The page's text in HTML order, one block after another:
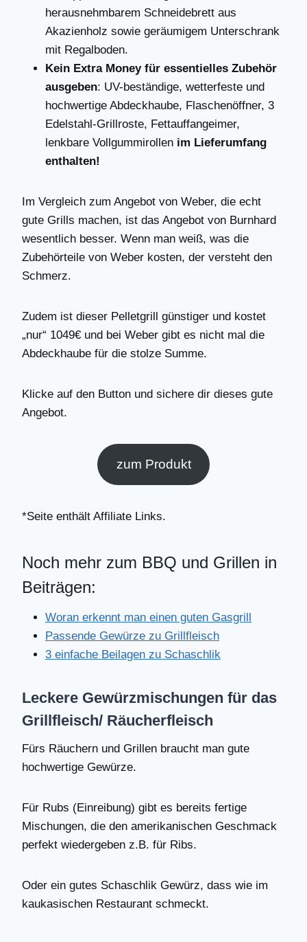
herausnehmbarem Schneidebrett aus
Akazienholz sowie geräumigem Unterschrank
mit Regalboden.
Kein Extra Money für essentielles Zubehör
ausgeben: UV-beständige, wetterfeste und
hochwertige Abdeckhaube, Flaschenöffner, 3
Edelstahl-Grillroste, Fettauffangeimer,
lenkbare Vollgummirollen im Lieferumfang
enthalten!
Im Vergleich zum Angebot von Weber, die echt
gute Grills machen, ist das Angebot von Burnhard
wesentlich besser. Wenn man weiß, was die
Zubehörteile von Weber kosten, der versteht den
Schmerz.
Zudem ist dieser Pelletgrill günstiger und kostet
„nur“ 1049€ und bei Weber gibt es nicht mal die
Abdeckhaube für die stolze Summe.
Klicke auf den Button und sichere dir dieses gute
Angebot.
zum Produkt
*Seite enthält Affiliate Links.
Noch mehr zum BBQ und Grillen in
Beiträgen:
Woran erkennt man einen guten Gasgrill
Passende Gewürze zu Grillfleisch
3 einfache Beilagen zu Schaschlik
Leckere Gewürzmischungen für das
Grillfleisch/ Räucherfleisch
Fürs Räuchern und Grillen braucht man gute
hochwertige Gewürze.
Für Rubs (Einreibung) gibt es bereits fertige
Mischungen, die den amerikanischen Geschmack
perfekt wiedergeben z.B. für Ribs.
Oder ein gutes Schaschlik Gewürz, dass wie im
kaukasischen Restaurant schmeckt.